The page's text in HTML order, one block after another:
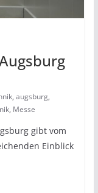
, augsburg,
, Messe
gibt vom
Einblick